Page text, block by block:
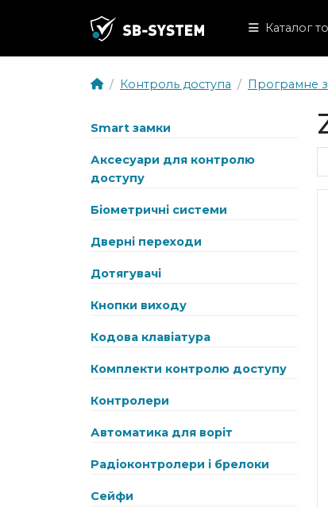
Каталог
Контроль доступа Програмне
Smart замки
Аксесуари для контролю
доступу
Біометричні системи
Дверні переходи
Дотягувачі
Кнопки виходу
Кодова клавіатура
Комплекти контролю доступу
Контролери
Автоматика для воріт
Радіоконтролери і брелоки
Сейфи